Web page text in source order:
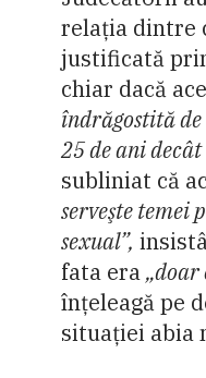
relația dintre
justificată
chiar dacă
îndrăgostită
25 de ani decât
subliniat că
serveşte temei
sexual”,
fata era„doar
înțeleagă pe
situației abia